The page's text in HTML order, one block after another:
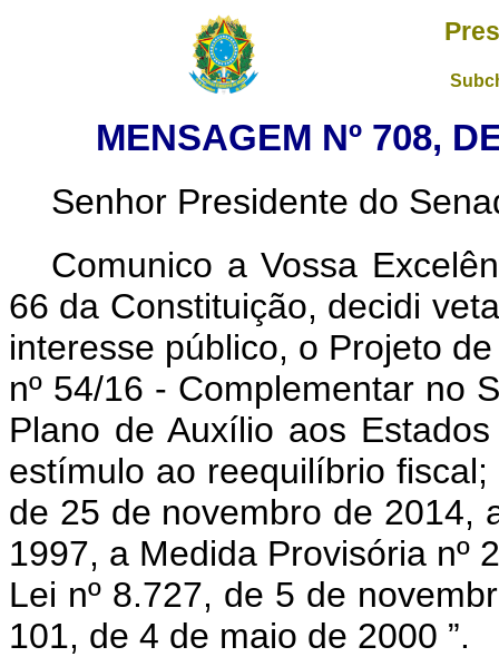
MENSAGEM Nº 708,
Senhor Presidente do
Comunico a Vossa
66 da Constituição, decidi
interesse público, o Projeto
nº 54/16 - Complementar no
Plano de Auxílio aos
estímulo ao reequilíbrio
de 25 de novembro de 2014,
1997, a Medida Provisória nº
Lei nº 8.727, de 5 de
101, de 4 de maio de 2000 ”.